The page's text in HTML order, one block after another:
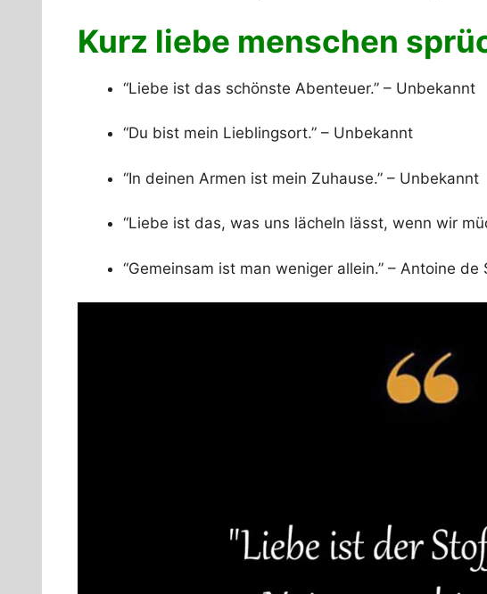
Kurz liebe menschen
“Liebe ist das schönste Abenteuer.” – Unbekannt
“Du bist mein Lieblingsort.” – Unbekannt
“In deinen Armen ist mein Zuhause.” – Unbekannt
“Liebe ist das, was uns lächeln lässt, wenn wir
“Gemeinsam ist man weniger allein.” – Antoine de